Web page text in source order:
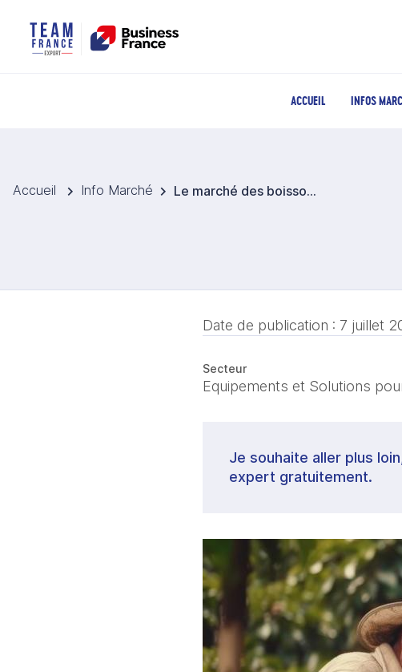
ACCUEIL INFOS
Accueil Info Marché Le marché des boissons, un moteur de croissance dans une économie thaïlandaise en perte de vitesse
Date de publication : 7 juillet
Secteur
Equipements et Solutions
Je souhaite aller plus
expert gratuitement.